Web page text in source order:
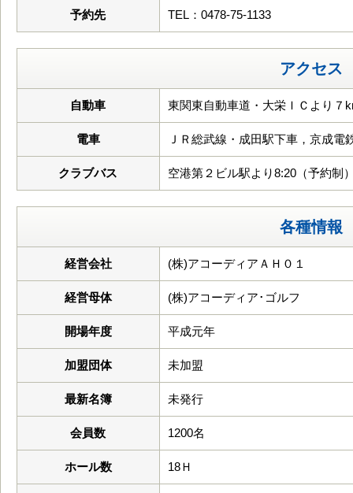
予約先 TEL：0478-75-1133
アクセス
自動車 東関東自動車道・大栄ＩＣより７
電車 ＪＲ総武線・成田駅下車，京成
クラブバス 空港第２ビル駅より8:20（予約制
各種情報
経営会社 (株)アコーディアＡＨ０１
経営母体 (株)アコーディア･ゴルフ
開場年度 平成元年
加盟団体 未加盟
最新名簿 未発行
会員数 1200名
ホール数 18Ｈ